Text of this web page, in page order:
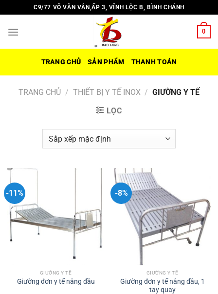
đến
nội
C9/77 VÕ VĂN VÂN,ẤP 3, VĨNH LỘC B, BÌNH CHÁNH
0
TRANG CHỦ SẢN PHẨM THANH TOÁN
TRANG CHỦ / THIẾT BỊ Y TẾ INOX / GIƯỜNG Y TẾ
LỌC
-11%
GIƯỜNG Y TẾ
Giường đơn y tế nâng đầu
-8%
GIƯỜNG Y TẾ
Giường đơn y tế nâng đầu, 1
tay quay